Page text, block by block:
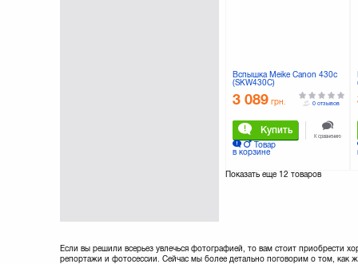
Вспышка Meike Canon 430c
(SKW430C)
3 089 грн.
Купить
Товар
в корзине
0 отзывов
К сравнению
Показать еще12 товаров
Если вы решили всерьез увлечься фотографией, то вам стоит
репортажи и фотосессии. Сейчас мы более детально поговорим о том, как